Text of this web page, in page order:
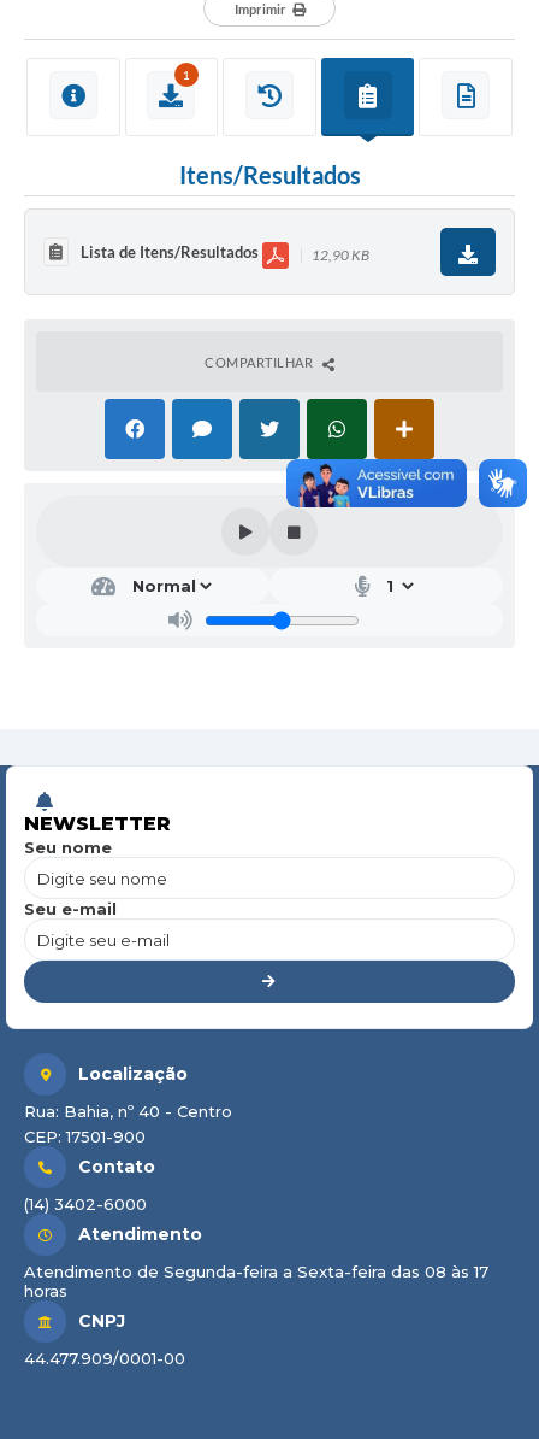
Imprimir
1
Itens/Resultados
Lista de Itens/Resultados 12,90 KB
COMPARTILHAR
NEWSLETTER
Seu nome
Seu e-mail
Localização
Rua: Bahia, nº 40 - Centro
CEP: 17501-900
Contato
(14) 3402-6000
Atendimento
Atendimento de Segunda-feira a Sexta-feira das 08 às 17
horas
CNPJ
44.477.909/0001-00